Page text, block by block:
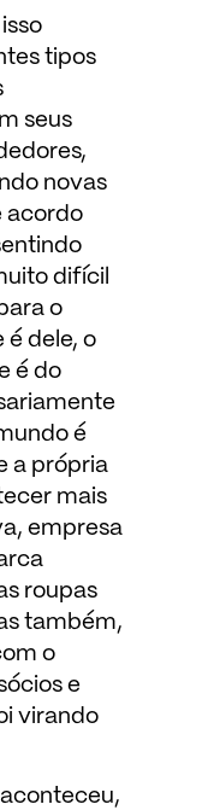
tipos
seus
novas
acordo
difícil
o
é dele, o
é do
é
a própria
mais
empresa
roupas
também,
o
e
virando